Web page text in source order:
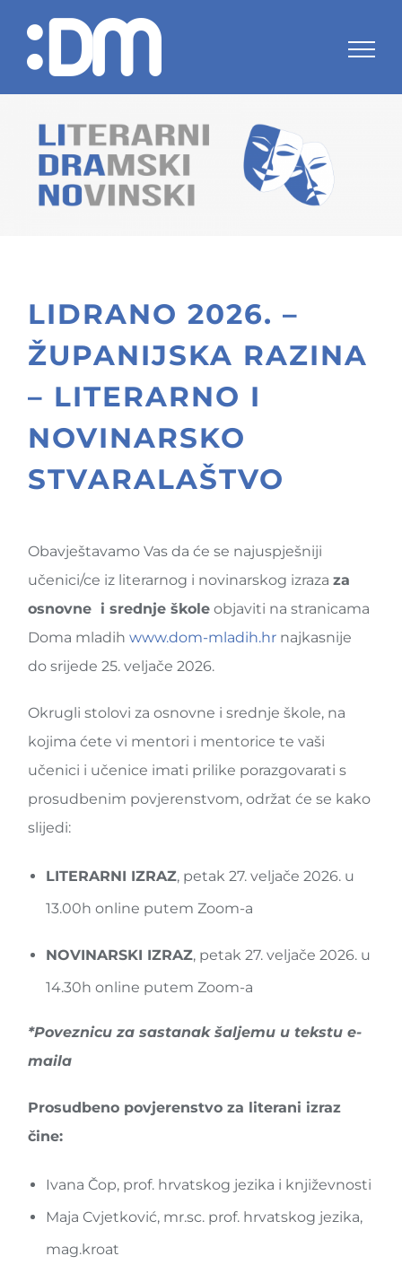
content
LIDRANO 2026. –
ŽUPANIJSKA RAZINA
– LITERARNO I
NOVINARSKO
STVARALAŠTVO
Obavještavamo Vas da će se najuspješniji
učenici/ce iz literarnog i novinarskog izrazaza
osnovne i srednje škole objaviti na stranicama
Doma mladihwww.dom-mladih.hr najkasnije
do srijede 25. veljače 2026.
Okrugli stolovi za osnovne i srednje škole, na
kojima ćete vi mentori i mentorice te vaši
učenici i učenice imati prilike porazgovarati s
prosudbenim povjerenstvom, održat će se kako
slijedi:
LITERARNI IZRAZ, petak 27. veljače 2026. u
13.00h online putem Zoom-a
NOVINARSKI IZRAZ, petak 27. veljače 2026. u
14.30h online putem Zoom-a
*Poveznicu za sastanak šaljemu u tekstu e-
maila
Prosudbeno povjerenstvo za literani izraz
čine:
Ivana Čop, prof. hrvatskog jezika i književnosti
Maja Cvjetković, mr.sc. prof. hrvatskog jezika,
mag.kroat